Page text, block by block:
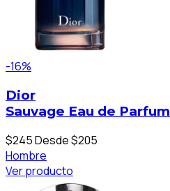
-16%
Dior
Sauvage Eau de Parfum
$245Desde $205
Hombre
Ver producto